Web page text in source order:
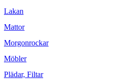
Lakan
Mattor
Morgonrockar
Möbler
Plädar, Filtar